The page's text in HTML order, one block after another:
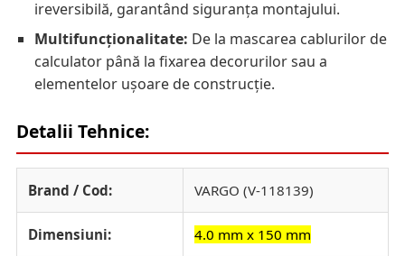
ireversibilă, garantând siguranța montajului.
Multifuncționalitate: De la mascarea cablurilor de
calculator până la fixarea decorurilor sau a
elementelor ușoare de construcție.
Detalii Tehnice:
Brand / Cod: VARGO (V-118139)
Dimensiuni: 4.0 mm x 150 mm